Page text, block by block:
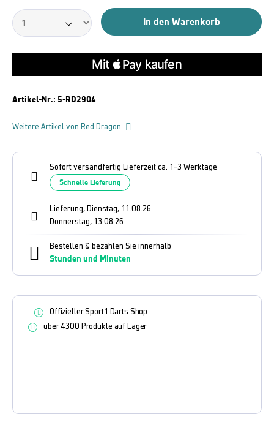
In den Warenkorb
Artikel-Nr.: 5-RD2904
Weitere Artikel von Red Dragon
Sofort versandfertig Lieferzeit ca. 1-3 Werktage
Schnelle Lieferung
Lieferung, Dienstag, 11.08.26 -
Donnerstag, 13.08.26
Bestellen & bezahlen Sie innerhalb
Stunden und Minuten
Offizieller Sport1 Darts Shop
über 4300 Produkte auf Lager